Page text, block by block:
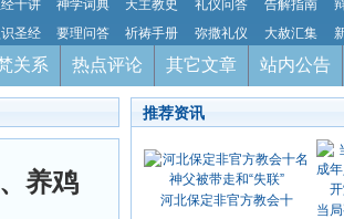
十讲 神学词典 天主教史 礼仪问答 告解指南
圣经 要理问答 祈祷手册 弥撒礼仪 大赦汇集
关系 热点评论 其它文章 站内公告
养鸡
推荐资讯
河北保定非官方教会十
当